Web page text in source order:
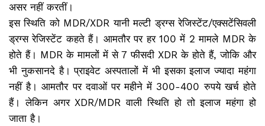
असर नहीं करतीं।
इस स्थिति को MDR/XDR यानी मल्टी ड्रग्स रेजिस्टेंट/एक्सटेंसिवली
ड्रग्स रेजिस्टेंट कहते हैं। आमतौर पर हर 100 में 2 मामले MDR के
होते हैं। MDR के मामलों में से 7 फीसदी XDR के होते हैं, जोकि और
भी नुकसानदे है। प्राइवेट अस्पतालों में भी इसका इलाज ज्यादा महंगा
नहीं है। आमतौर पर दवाओं पर महीने में 300-400 रुपये खर्च होते
हैं। लेकिन अगर XDR/MDR वाली स्थिति हो तो इलाज महंगा हो
जाता है।